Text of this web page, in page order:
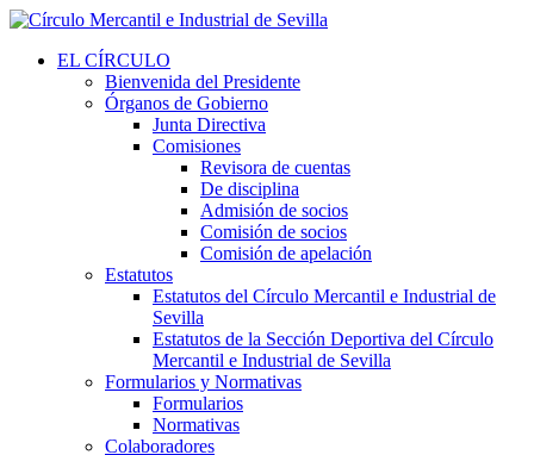
EL CÍRCULO
Bienvenida del Presidente
Órganos de Gobierno
Junta Directiva
Comisiones
Revisora de cuentas
De disciplina
Admisión de socios
Comisión de socios
Comisión de apelación
Estatutos
Estatutos del Círculo Mercantil e Industrial de
Sevilla
Estatutos de la Sección Deportiva del Círculo
Mercantil e Industrial de Sevilla
Formularios y Normativas
Formularios
Normativas
Colaboradores